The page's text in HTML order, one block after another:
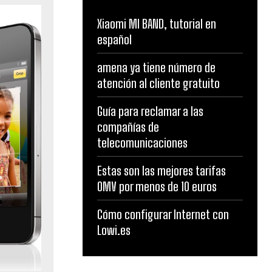
Xiaomi MI BAND, tutorial en
español
amena ya tiene número de
atención al cliente gratuito
Guía para reclamar a las
compañías de
telecomunicaciones
Estas son las mejores tarifas
OMV por menos de 10 euros
Cómo configurar Internet con
Lowi.es